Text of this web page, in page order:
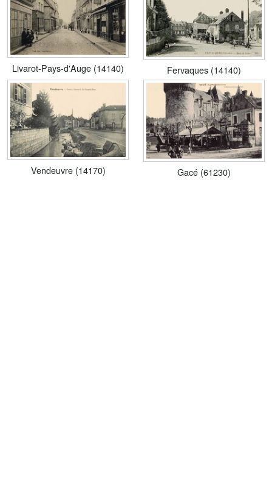
Livarot-Pays-d'Auge (14140) Fervaques (14140)
Vendeuvre (14170) Gacé (61230)